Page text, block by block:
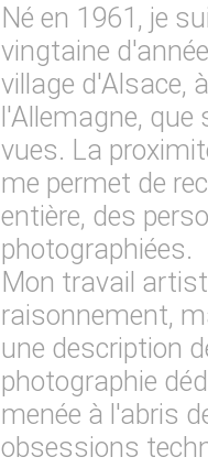
Né en 1961, je
vingtaine
village d'Alsace,
l'Allemagne,
vues. La
me permet de
entière, des
photographiées.
Mon travail
raisonnement,
une description
photographie
menée à l'abris
obsessions